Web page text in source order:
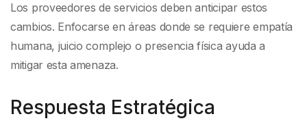
Los proveedores de servicios deben anticipar estos
cambios. Enfocarse en áreas donde se requiere empatía
humana, juicio complejo o presencia física ayuda a
mitigar esta amenaza.
Respuesta Estratégica